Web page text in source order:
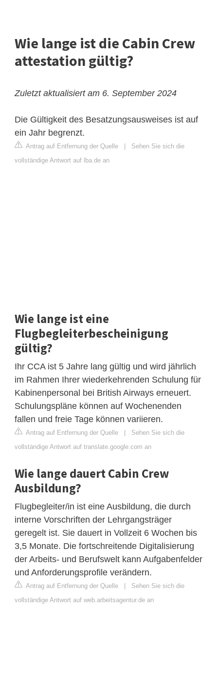
Wie lange ist die Cabin Crew
attestation gültig?
Zuletzt aktualisiert am 6. September 2024
Die Gültigkeit des Besatzungsausweises ist auf
ein Jahr begrenzt.
Antrag auf Entfernung der Quelle
Sehen Sie sich die
vollständige Antwort auf lba.de an
Wie lange ist eine
Flugbegleiterbescheinigung
gültig?
Ihr CCA ist 5 Jahre lang gültig und wird jährlich
im Rahmen Ihrer wiederkehrenden Schulung für
Kabinenpersonal bei British Airways erneuert.
Schulungspläne können auf Wochenenden
fallen und freie Tage können variieren.
Antrag auf Entfernung der Quelle
Sehen Sie sich die
vollständige Antwort auf translate.google.com an
Wie lange dauert Cabin Crew
Ausbildung?
Flugbegleiter/in ist eine Ausbildung, die durch
interne Vorschriften der Lehrgangsträger
geregelt ist. Sie dauert in Vollzeit 6 Wochen bis
3,5 Monate. Die fortschreitende Digitalisierung
der Arbeits- und Berufswelt kann Aufgabenfelder
und Anforderungsprofile verändern.
Antrag auf Entfernung der Quelle
Sehen Sie sich die
vollständige Antwort auf web.arbeitsagentur.de an